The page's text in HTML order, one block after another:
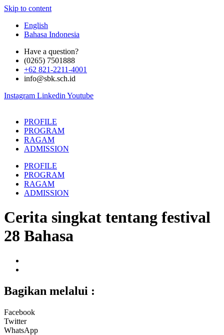
Skip to content
English
Bahasa Indonesia
Have a question?
(0265) 7501888
+62 821-2211-4001
info@sbk.sch.id
Instagram Linkedin Youtube
PROFILE
PROGRAM
RAGAM
ADMISSION
PROFILE
PROGRAM
RAGAM
ADMISSION
Cerita singkat tentang festival
28 Bahasa
Bagikan melalui :
Facebook
Twitter
WhatsApp